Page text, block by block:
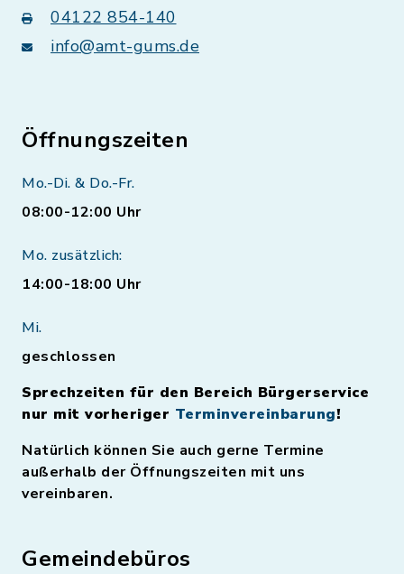
04122 854-140
info@amt-gums.de
Öffnungszeiten
Mo.-Di. & Do.-Fr.
08:00-12:00 Uhr
Mo. zusätzlich:
14:00-18:00 Uhr
Mi.
geschlossen
Sprechzeiten für den Bereich Bürgerservice
nur mit vorheriger Terminvereinbarung!
Natürlich können Sie auch gerne Termine
außerhalb der Öffnungszeiten mit uns
vereinbaren.
Gemeindebüros